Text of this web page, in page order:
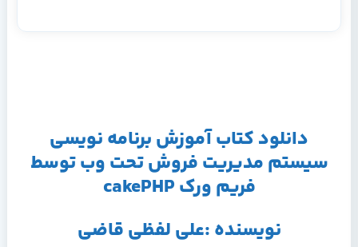
دانلود کتاب آموزش برنامه نویسی
سیستم مدیریت فروش تحت وب توسط
فریم ورک cakePHP
نویسنده :علی لفظی قاضی